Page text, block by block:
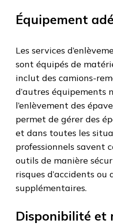
Équipement
Les services
sont équipés de
inclut des camions-
d’autres équipements
l’enlèvement des
permet de gérer des
et dans toutes les
professionnels savent
outils de manière
risques d’accidents ou
supplémentaires.
Disponibilité et